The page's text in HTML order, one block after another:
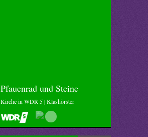
Pfauenrad und Steine
Kirche in WDR 5 | Klashörster